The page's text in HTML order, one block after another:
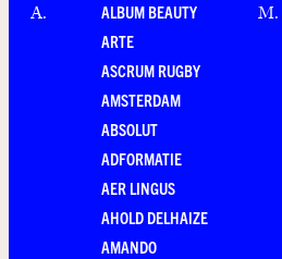
A.
ALBUM BEAUTY
ARTE
ASCRUM RUGBY
AMSTERDAM
ABSOLUT
ADFORMATIE
AER LINGUS
AHOLD DELHAIZE
AMANDO
M.